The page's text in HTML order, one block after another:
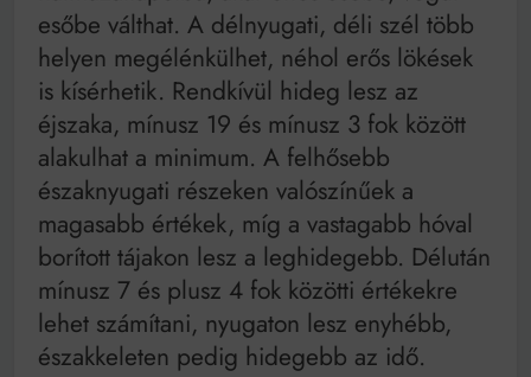
esőbe válthat. A délnyugati, déli szél több
helyen megélénkülhet, néhol erős lökések
is kísérhetik. Rendkívül hideg lesz az
éjszaka, mínusz 19 és mínusz 3 fok között
alakulhat a minimum. A felhősebb
északnyugati részeken valószínűek a
magasabb értékek, míg a vastagabb hóval
borított tájakon lesz a leghidegebb. Délután
mínusz 7 és plusz 4 fok közötti értékekre
lehet számítani, nyugaton lesz enyhébb,
északkeleten pedig hidegebb az idő.